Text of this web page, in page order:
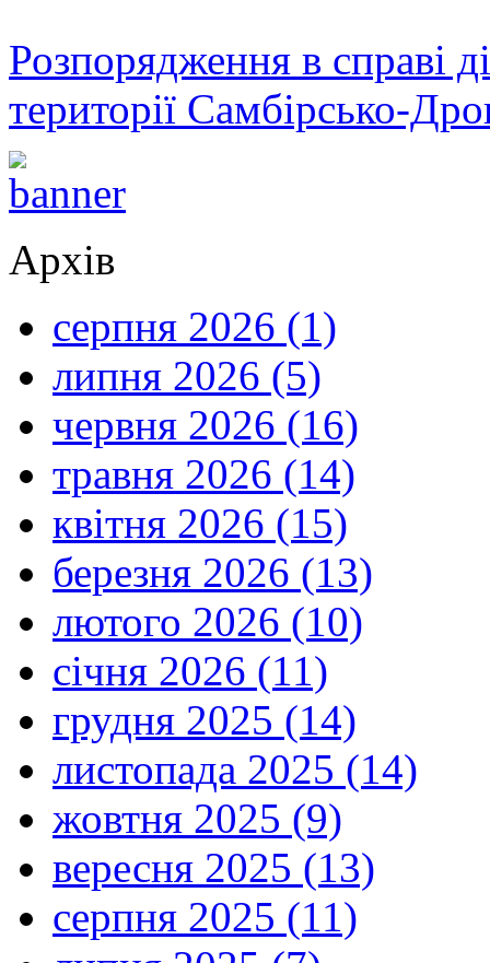
Розпорядження в справі
території Самбірсько-
Архів
серпня 2026 (1)
липня 2026 (5)
червня 2026 (16)
травня 2026 (14)
квітня 2026 (15)
березня 2026 (13)
лютого 2026 (10)
січня 2026 (11)
грудня 2025 (14)
листопада 2025 (14)
жовтня 2025 (9)
вересня 2025 (13)
серпня 2025 (11)